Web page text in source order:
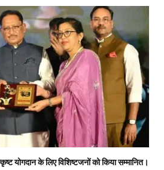
योगदान के लिए विशिष्टजनों को किया सम्मानित।